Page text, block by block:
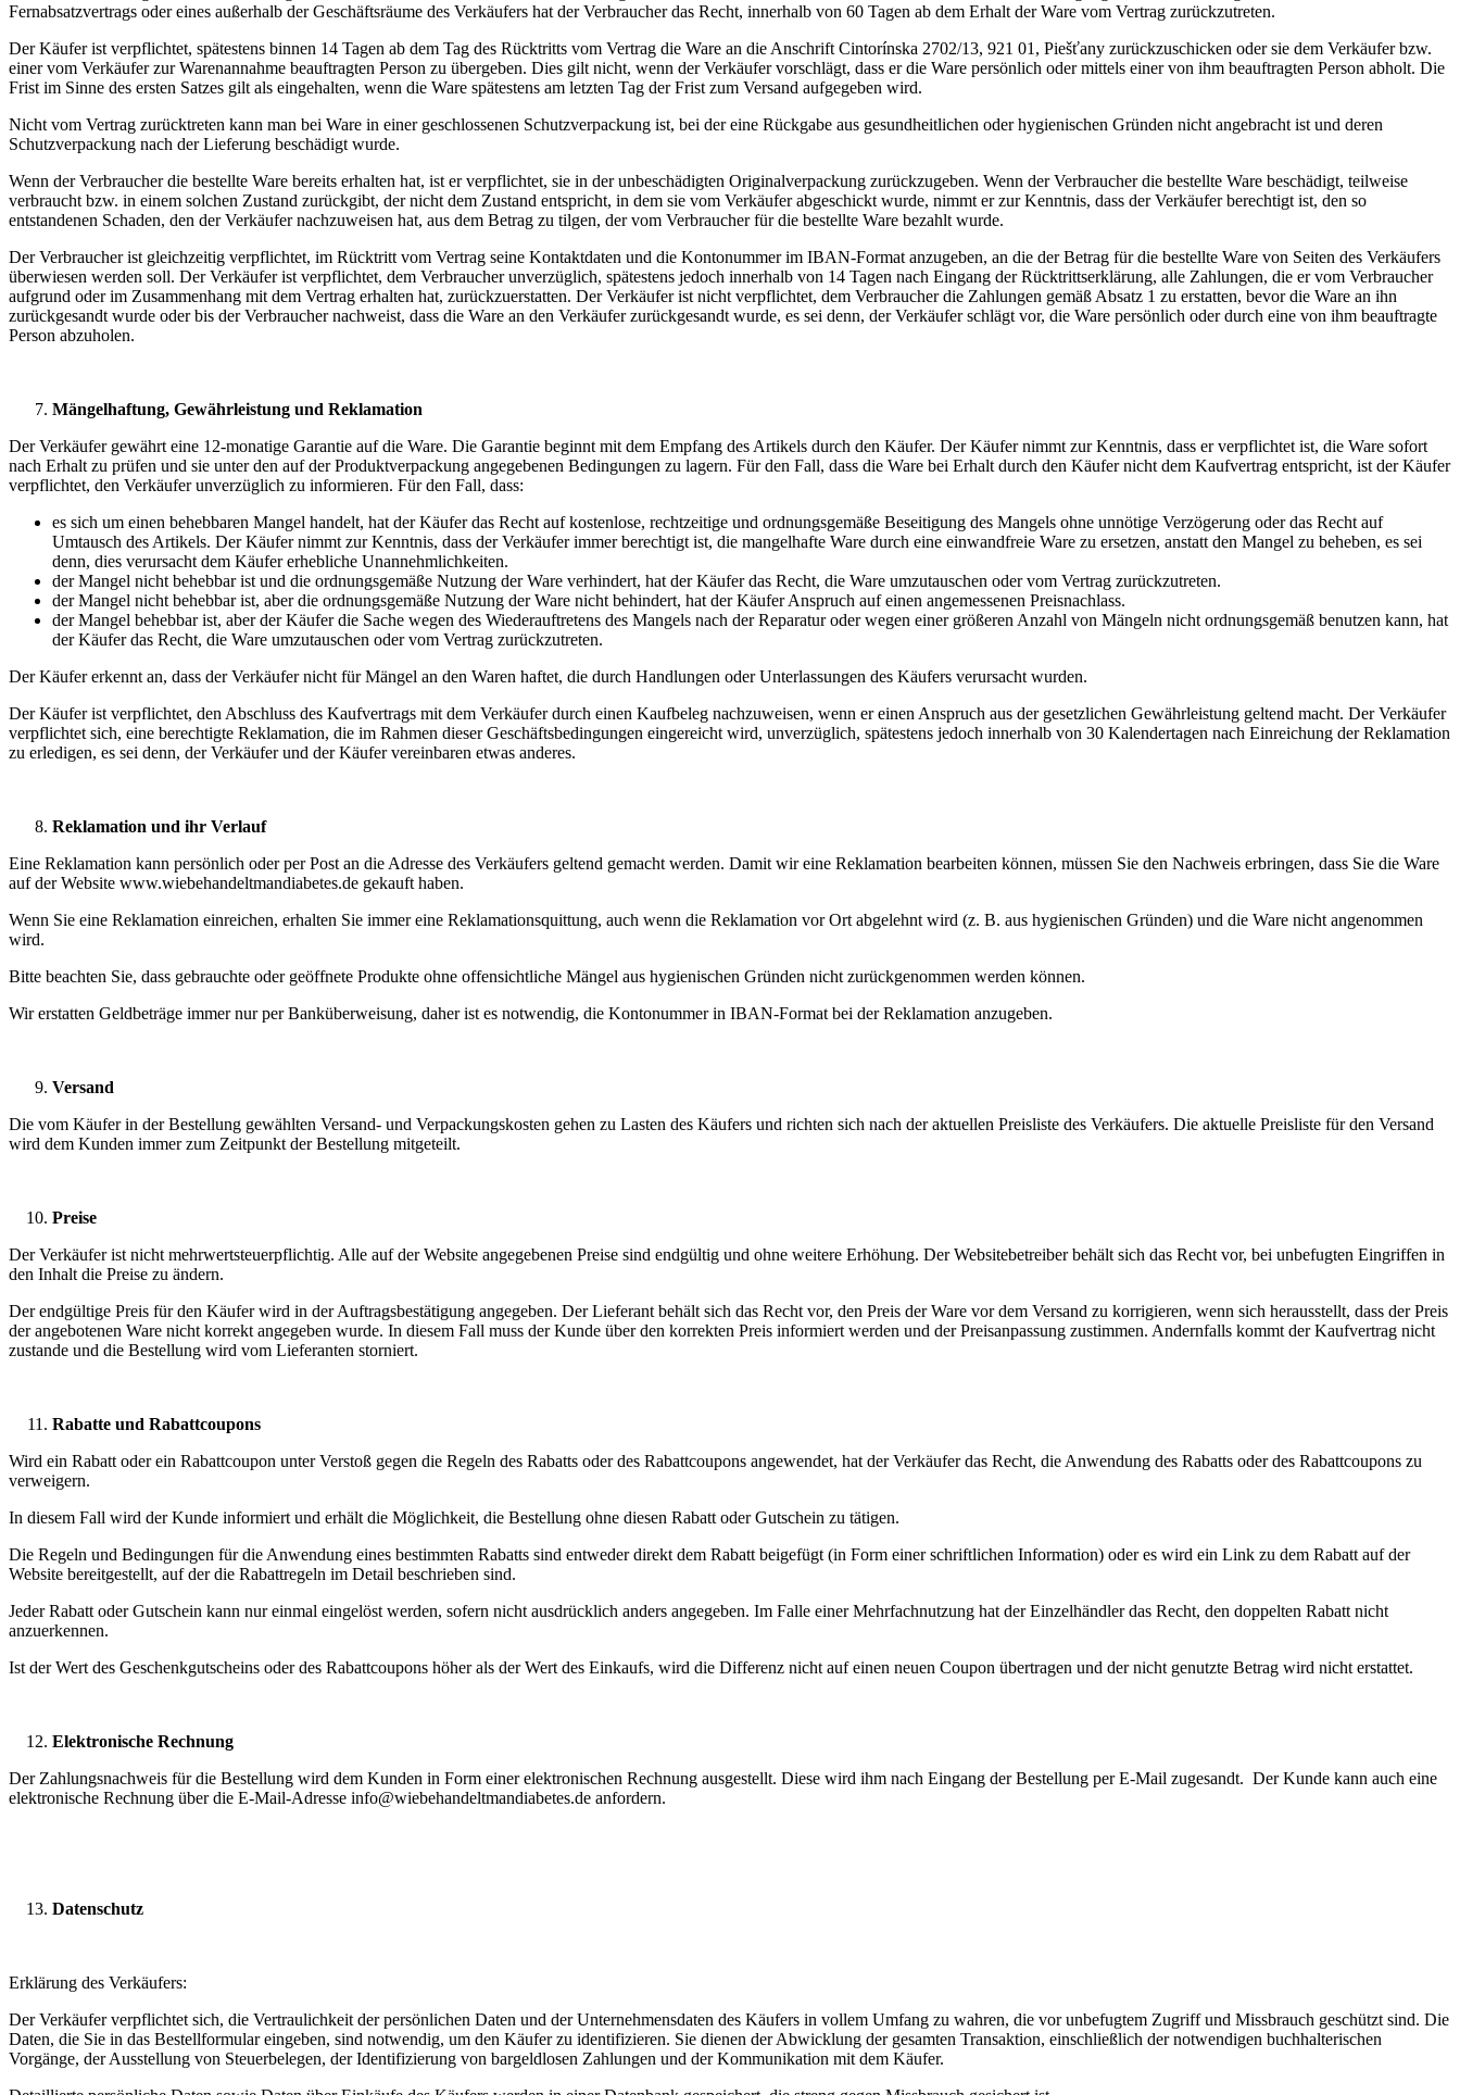
Fernabsatzvertrags oder eines außerhalb der Geschäftsräume des Verkäufers hat der Verbraucher das Recht, innerhalb von 60 Tagen ab dem Erhalt der Ware vom Vertrag zurückzutreten.
Der Käufer ist verpflichtet, spätestens binnen 14 Tagen ab dem Tag des Rücktritts vom Vertrag die Ware an die Anschrift Cintorínska 2702/13, 921 01, Piešťany zurückzuschicken oder sie dem Verkäufer bzw.
einer vom Verkäufer zur Warenannahme beauftragten Person zu übergeben. Dies gilt nicht, wenn der Verkäufer vorschlägt, dass er die Ware persönlich oder mittels einer von ihm beauftragten Person abholt. Die
Frist im Sinne des ersten Satzes gilt als eingehalten, wenn die Ware spätestens am letzten Tag der Frist zum Versand aufgegeben wird.
Nicht vom Vertrag zurücktreten kann man bei Ware in einer geschlossenen Schutzverpackung ist, bei der eine Rückgabe aus gesundheitlichen oder hygienischen Gründen nicht angebracht ist und deren
Schutzverpackung nach der Lieferung beschädigt wurde.
Wenn der Verbraucher die bestellte Ware bereits erhalten hat, ist er verpflichtet, sie in der unbeschädigten Originalverpackung zurückzugeben. Wenn der Verbraucher die bestellte Ware beschädigt, teilweise
verbraucht bzw. in einem solchen Zustand zurückgibt, der nicht dem Zustand entspricht, in dem sie vom Verkäufer abgeschickt wurde, nimmt er zur Kenntnis, dass der Verkäufer berechtigt ist, den so
entstandenen Schaden, den der Verkäufer nachzuweisen hat, aus dem Betrag zu tilgen, der vom Verbraucher für die bestellte Ware bezahlt wurde.
Der Verbraucher ist gleichzeitig verpflichtet, im Rücktritt vom Vertrag seine Kontaktdaten und die Kontonummer im IBAN-Format anzugeben, an die der Betrag für die bestellte Ware von Seiten des Verkäufers
überwiesen werden soll. Der Verkäufer ist verpflichtet, dem Verbraucher unverzüglich, spätestens jedoch innerhalb von 14 Tagen nach Eingang der Rücktrittserklärung, alle Zahlungen, die er vom Verbraucher
aufgrund oder im Zusammenhang mit dem Vertrag erhalten hat, zurückzuerstatten. Der Verkäufer ist nicht verpflichtet, dem Verbraucher die Zahlungen gemäß Absatz 1 zu erstatten, bevor die Ware an ihn
zurückgesandt wurde oder bis der Verbraucher nachweist, dass die Ware an den Verkäufer zurückgesandt wurde, es sei denn, der Verkäufer schlägt vor, die Ware persönlich oder durch eine von ihm beauftragte
Person abzuholen.
Mängelhaftung, Gewährleistung und Reklamation
Der Verkäufer gewährt eine 12-monatige Garantie auf die Ware. Die Garantie beginnt mit dem Empfang des Artikels durch den Käufer. Der Käufer nimmt zur Kenntnis, dass er verpflichtet ist, die Ware sofort
nach Erhalt zu prüfen und sie unter den auf der Produktverpackung angegebenen Bedingungen zu lagern. Für den Fall, dass die Ware bei Erhalt durch den Käufer nicht dem Kaufvertrag entspricht, ist der Käufer
verpflichtet, den Verkäufer unverzüglich zu informieren. Für den Fall, dass:
es sich um einen behebbaren Mangel handelt, hat der Käufer das Recht auf kostenlose, rechtzeitige und ordnungsgemäße Beseitigung des Mangels ohne unnötige Verzögerung oder das Recht auf
Umtausch des Artikels. Der Käufer nimmt zur Kenntnis, dass der Verkäufer immer berechtigt ist, die mangelhafte Ware durch eine einwandfreie Ware zu ersetzen, anstatt den Mangel zu beheben, es sei
denn, dies verursacht dem Käufer erhebliche Unannehmlichkeiten.
der Mangel nicht behebbar ist und die ordnungsgemäße Nutzung der Ware verhindert, hat der Käufer das Recht, die Ware umzutauschen oder vom Vertrag zurückzutreten.
der Mangel nicht behebbar ist, aber die ordnungsgemäße Nutzung der Ware nicht behindert, hat der Käufer Anspruch auf einen angemessenen Preisnachlass.
der Mangel behebbar ist, aber der Käufer die Sache wegen des Wiederauftretens des Mangels nach der Reparatur oder wegen einer größeren Anzahl von Mängeln nicht ordnungsgemäß benutzen kann, hat
der Käufer das Recht, die Ware umzutauschen oder vom Vertrag zurückzutreten.
Der Käufer erkennt an, dass der Verkäufer nicht für Mängel an den Waren haftet, die durch Handlungen oder Unterlassungen des Käufers verursacht wurden.
Der Käufer ist verpflichtet, den Abschluss des Kaufvertrags mit dem Verkäufer durch einen Kaufbeleg nachzuweisen, wenn er einen Anspruch aus der gesetzlichen Gewährleistung geltend macht. Der Verkäufer
verpflichtet sich, eine berechtigte Reklamation, die im Rahmen dieser Geschäftsbedingungen eingereicht wird, unverzüglich, spätestens jedoch innerhalb von 30 Kalendertagen nach Einreichung der Reklamation
zu erledigen, es sei denn, der Verkäufer und der Käufer vereinbaren etwas anderes.
Reklamation und ihr Verlauf
Eine Reklamation kann persönlich oder per Post an die Adresse des Verkäufers geltend gemacht werden. Damit wir eine Reklamation bearbeiten können, müssen Sie den Nachweis erbringen, dass Sie die Ware
auf der Website www.wiebehandeltmandiabetes.de gekauft haben.
Wenn Sie eine Reklamation einreichen, erhalten Sie immer eine Reklamationsquittung, auch wenn die Reklamation vor Ort abgelehnt wird (z. B. aus hygienischen Gründen) und die Ware nicht angenommen
wird.
Bitte beachten Sie, dass gebrauchte oder geöffnete Produkte ohne offensichtliche Mängel aus hygienischen Gründen nicht zurückgenommen werden können.
Wir erstatten Geldbeträge immer nur per Banküberweisung, daher ist es notwendig, die Kontonummer in IBAN-Format bei der Reklamation anzugeben.
Versand
Die vom Käufer in der Bestellung gewählten Versand- und Verpackungskosten gehen zu Lasten des Käufers und richten sich nach der aktuellen Preisliste des Verkäufers. Die aktuelle Preisliste für den Versand
wird dem Kunden immer zum Zeitpunkt der Bestellung mitgeteilt.
Preise
Der Verkäufer ist nicht mehrwertsteuerpflichtig. Alle auf der Website angegebenen Preise sind endgültig und ohne weitere Erhöhung. Der Websitebetreiber behält sich das Recht vor, bei unbefugten Eingriffen in
den Inhalt die Preise zu ändern.
Der endgültige Preis für den Käufer wird in der Auftragsbestätigung angegeben. Der Lieferant behält sich das Recht vor, den Preis der Ware vor dem Versand zu korrigieren, wenn sich herausstellt, dass der Preis
der angebotenen Ware nicht korrekt angegeben wurde. In diesem Fall muss der Kunde über den korrekten Preis informiert werden und der Preisanpassung zustimmen. Andernfalls kommt der Kaufvertrag nicht
zustande und die Bestellung wird vom Lieferanten storniert.
Rabatte und Rabattcoupons
Wird ein Rabatt oder ein Rabattcoupon unter Verstoß gegen die Regeln des Rabatts oder des Rabattcoupons angewendet, hat der Verkäufer das Recht, die Anwendung des Rabatts oder des Rabattcoupons zu
verweigern.
In diesem Fall wird der Kunde informiert und erhält die Möglichkeit, die Bestellung ohne diesen Rabatt oder Gutschein zu tätigen.
Die Regeln und Bedingungen für die Anwendung eines bestimmten Rabatts sind entweder direkt dem Rabatt beigefügt (in Form einer schriftlichen Information) oder es wird ein Link zu dem Rabatt auf der
Website bereitgestellt, auf der die Rabattregeln im Detail beschrieben sind.
Jeder Rabatt oder Gutschein kann nur einmal eingelöst werden, sofern nicht ausdrücklich anders angegeben. Im Falle einer Mehrfachnutzung hat der Einzelhändler das Recht, den doppelten Rabatt nicht
anzuerkennen.
Ist der Wert des Geschenkgutscheins oder des Rabattcoupons höher als der Wert des Einkaufs, wird die Differenz nicht auf einen neuen Coupon übertragen und der nicht genutzte Betrag wird nicht erstattet.
Elektronische Rechnung
Der Zahlungsnachweis für die Bestellung wird dem Kunden in Form einer elektronischen Rechnung ausgestellt. Diese wird ihm nach Eingang der Bestellung per E-Mail zugesandt. Der Kunde kann auch eine
elektronische Rechnung über die E-Mail-Adresse info@wiebehandeltmandiabetes.de anfordern.
Datenschutz
Erklärung des Verkäufers:
Der Verkäufer verpflichtet sich, die Vertraulichkeit der persönlichen Daten und der Unternehmensdaten des Käufers in vollem Umfang zu wahren, die vor unbefugtem Zugriff und Missbrauch geschützt sind. Die
Daten, die Sie in das Bestellformular eingeben, sind notwendig, um den Käufer zu identifizieren. Sie dienen der Abwicklung der gesamten Transaktion, einschließlich der notwendigen buchhalterischen
Vorgänge, der Ausstellung von Steuerbelegen, der Identifizierung von bargeldlosen Zahlungen und der Kommunikation mit dem Käufer.